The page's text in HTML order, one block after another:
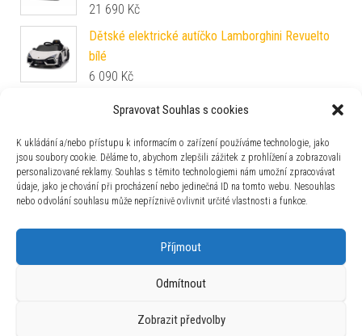
Spravovat Souhlas s cookies
K ukládání a/nebo přístupu k informacím o zařízení používáme technologie, jako
jsou soubory cookie. Děláme to, abychom zlepšili zážitek z prohlížení a zobrazovali
personalizované reklamy. Souhlas s těmito technologiemi nám umožní zpracovávat
údaje, jako je chování při procházení nebo jedinečná ID na tomto webu. Nesouhlas
nebo odvolání souhlasu může nepříznivě ovlivnit určité vlastnosti a funkce.
Příjmout
Odmítnout
Zobrazit předvolby
21 690 Kč
Dětské elektrické autíčko Lamborghini Revuelto
bílé
6 090 Kč
PlanToys PlanToys Zubařský set
Používáme WordPress (v češtině).|Šablona: Bulk Shop